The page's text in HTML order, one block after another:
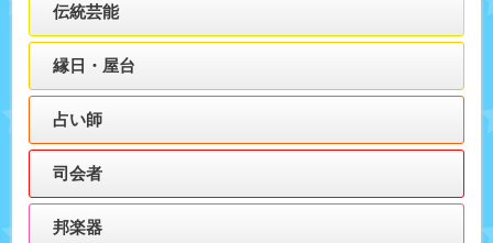
伝統芸能
縁日・屋台
占い師
司会者
邦楽器